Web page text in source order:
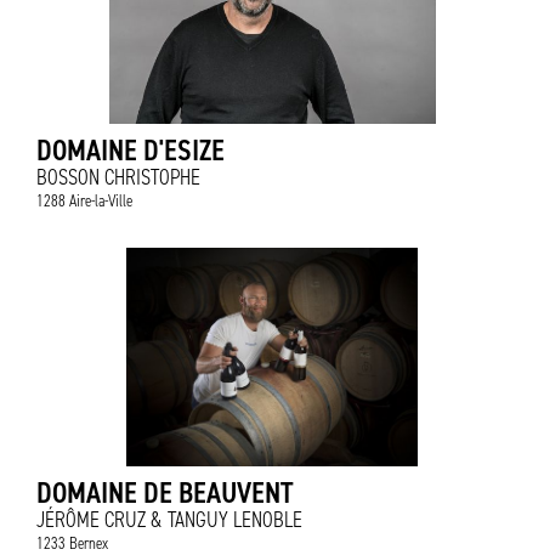
DOMAINE D'ESIZE
BOSSON CHRISTOPHE
1288 Aire-la-Ville
DOMAINE DE BEAUVENT
JÉRÔME CRUZ & TANGUY LENOBLE
1233 Bernex